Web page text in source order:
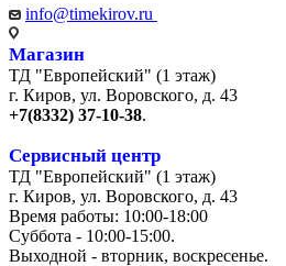
info@timekirov.ru
Магазин
ТД "Европейский" (1 этаж)
г. Киров, ул. Воровского, д. 43
+7(8332) 37-10-38.
Сервисный центр
ТД "Европейский" (1 этаж)
г. Киров, ул. Воровского, д. 43
Время работы: 10:00-18:00
Суббота - 10:00-15:00.
Выходной - вторник, воскресенье.